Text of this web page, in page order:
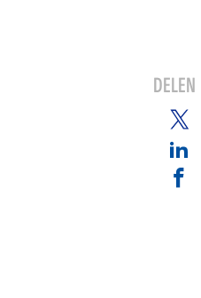
DELEN